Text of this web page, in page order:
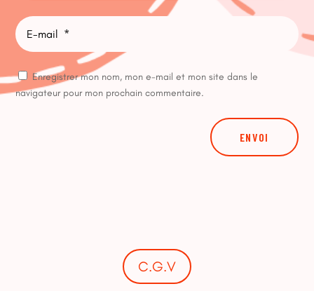
Enregistrer mon nom, mon e-mail et mon site dans le
navigateur pour mon prochain commentaire.
ENVOI
C.G.V